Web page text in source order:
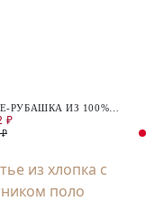
РУБАШКА ИЗ 100%
₽